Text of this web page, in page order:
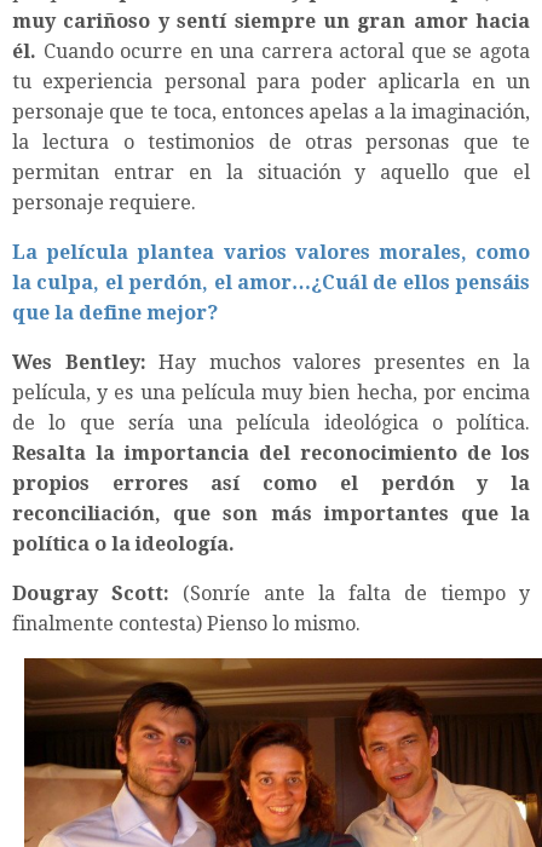
muy cariñoso y sentí siempre un gran amor hacia
él. Cuando ocurre en una carrera actoral que se agota
tu experiencia personal para poder aplicarla en un
personaje que te toca, entonces apelas a la imaginación,
la lectura o testimonios de otras personas que te
permitan entrar en la situación y aquello que el
personaje requiere.
La película plantea varios valores morales, como
la culpa, el perdón, el amor…¿Cuál de ellos pensáis
que la define mejor?
Wes Bentley: Hay muchos valores presentes en la
película, y es una película muy bien hecha, por encima
de lo que sería una película ideológica o política.
Resalta la importancia del reconocimiento de los
propios errores así como el perdón y la
reconciliación, que son más importantes que la
política o la ideología.
Dougray Scott: (Sonríe ante la falta de tiempo y
finalmente contesta) Pienso lo mismo.